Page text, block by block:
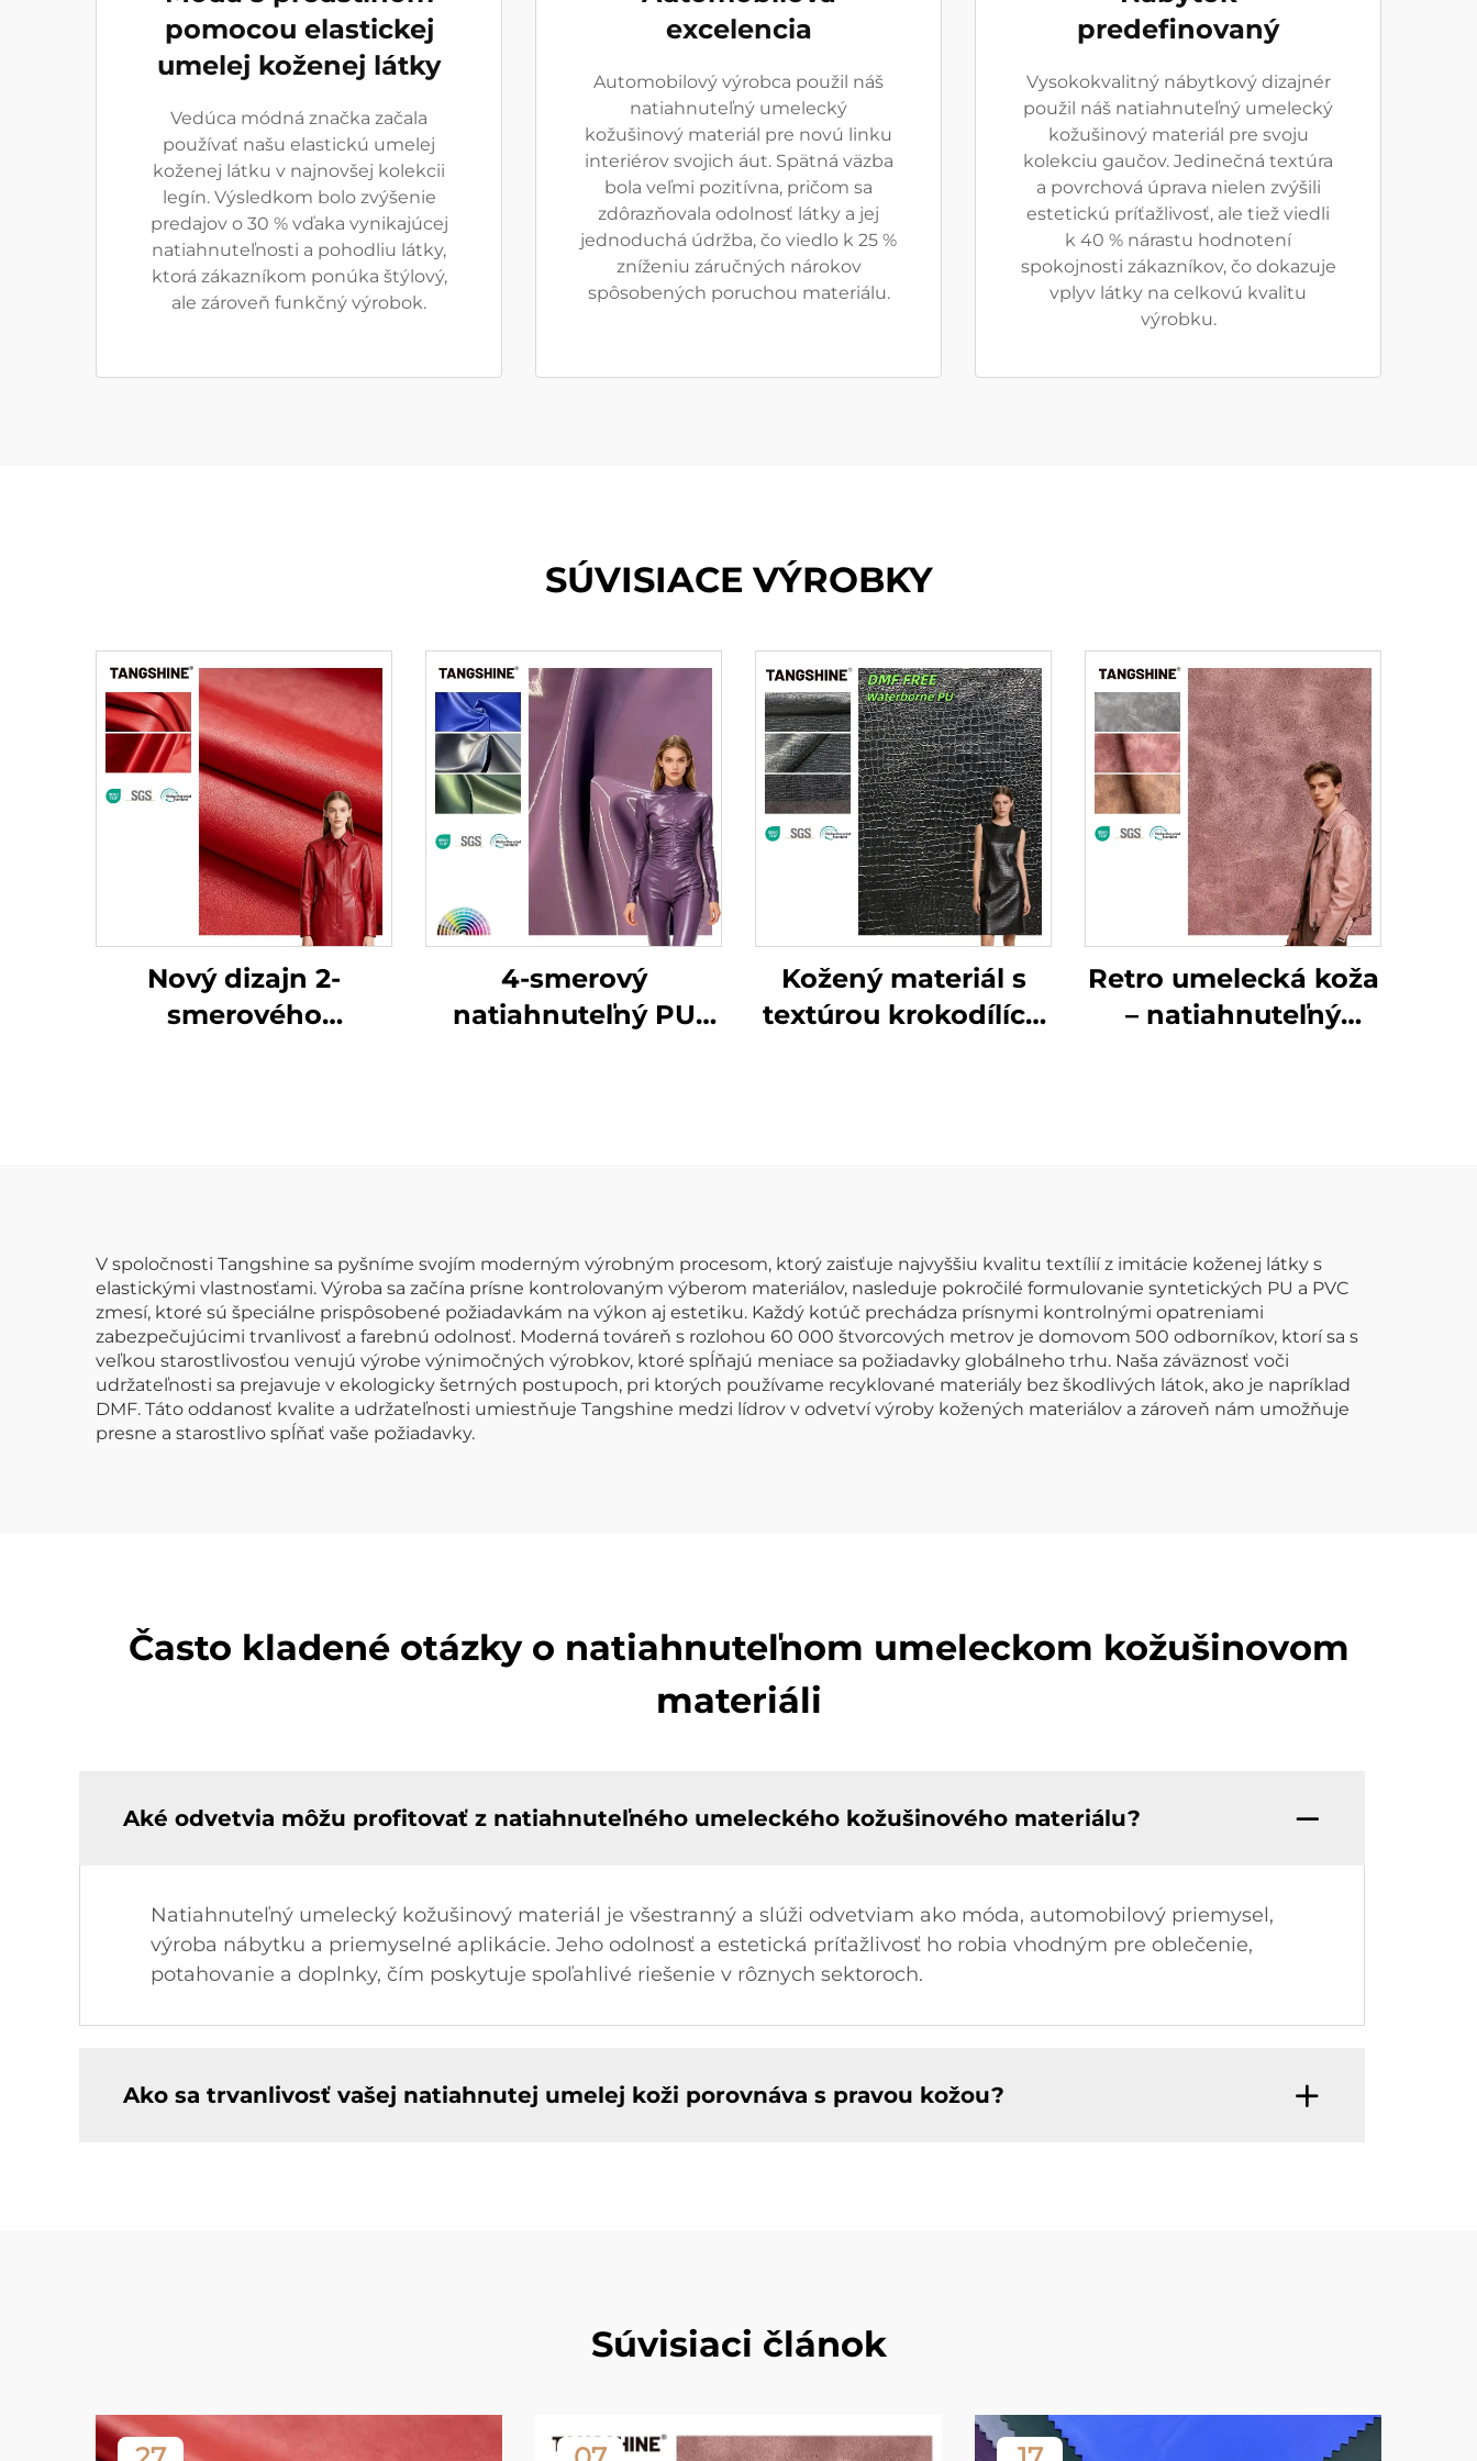
pomocou elastickej
umelej koženej látky
Vedúca módná značka začala
používať našu elastickú umelej
koženej látku v najnovšej kolekcii
legín. Výsledkom bolo zvýšenie
predajov o 30 % vďaka vynikajúcej
natiahnuteľnosti a pohodliu látky,
ktorá zákazníkom ponúka štýlový,
ale zároveň funkčný výrobok.
excelencia
Automobilový výrobca použil náš
natiahnuteľný umelecký
kožušinový materiál pre novú linku
interiérov svojich áut. Spätná väzba
bola veľmi pozitívna, pričom sa
zdôrazňovala odolnosť látky a jej
jednoduchá údržba, čo viedlo k 25 %
zníženiu záručných nárokov
spôsobených poruchou materiálu.
predefinovaný
Vysokokvalitný nábytkový dizajnér
použil náš natiahnuteľný umelecký
kožušinový materiál pre svoju
kolekciu gaučov. Jedinečná textúra
a povrchová úprava nielen zvýšili
estetickú príťažlivosť, ale tiež viedli
k 40 % nárastu hodnotení
spokojnosti zákazníkov, čo dokazuje
vplyv látky na celkovú kvalitu
výrobku.
SÚVISIACE VÝROBKY
Nový dizajn 2-
smerového
4-smerový
natiahnuteľný PU
Kožený materiál s
textúrou krokodílích
Retro umelecká koža
– natiahnuteľný
V spoločnosti Tangshine sa pyšníme svojím moderným výrobným procesom, ktorý zaisťuje najvyššiu kvalitu textílií z imitácie koženej látky s
elastickými vlastnosťami. Výroba sa začína prísne kontrolovaným výberom materiálov, nasleduje pokročilé formulovanie syntetických PU a PVC
zmesí, ktoré sú špeciálne prispôsobené požiadavkám na výkon aj estetiku. Každý kotúč prechádza prísnymi kontrolnými opatreniami
zabezpečujúcimi trvanlivosť a farebnú odolnosť. Moderná továreň s rozlohou 60 000 štvorcových metrov je domovom 500 odborníkov, ktorí sa s
veľkou starostlivosťou venujú výrobe výnimočných výrobkov, ktoré spĺňajú meniace sa požiadavky globálneho trhu. Naša záväznosť voči
udržateľnosti sa prejavuje v ekologicky šetrných postupoch, pri ktorých používame recyklované materiály bez škodlivých látok, ako je napríklad
DMF. Táto oddanosť kvalite a udržateľnosti umiestňuje Tangshine medzi lídrov v odvetví výroby kožených materiálov a zároveň nám umožňuje
presne a starostlivo spĺňať vaše požiadavky.
Často kladené otázky o natiahnuteľnom umeleckom kožušinovom
materiáli
Aké odvetvia môžu profitovať z natiahnuteľného umeleckého kožušinového materiálu?
Natiahnuteľný umelecký kožušinový materiál je všestranný a slúži odvetviam ako móda, automobilový priemysel,
výroba nábytku a priemyselné aplikácie. Jeho odolnosť a estetická príťažlivosť ho robia vhodným pre oblečenie,
potahovanie a doplnky, čím poskytuje spoľahlivé riešenie v rôznych sektoroch.
Ako sa trvanlivosť vašej natiahnutej umelej koži porovnáva s pravou kožou?
Súvisiaci článok